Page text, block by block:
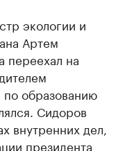
экологии и
Артем
переехал на
образованию
Сидоров
внутренних дел,
президента